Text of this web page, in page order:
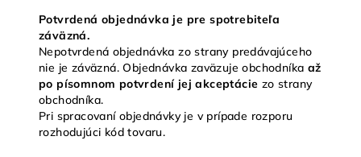
Potvrdená objednávka je pre spotrebiteľa
záväzná.
Nepotvrdená objednávka zo strany predávajúceho
nie je záväzná. Objednávka zaväzuje obchodníka až
po písomnom potvrdení jej akceptácie zo strany
obchodníka.
Pri spracovaní objednávky je v prípade rozporu
rozhodujúci kód tovaru.